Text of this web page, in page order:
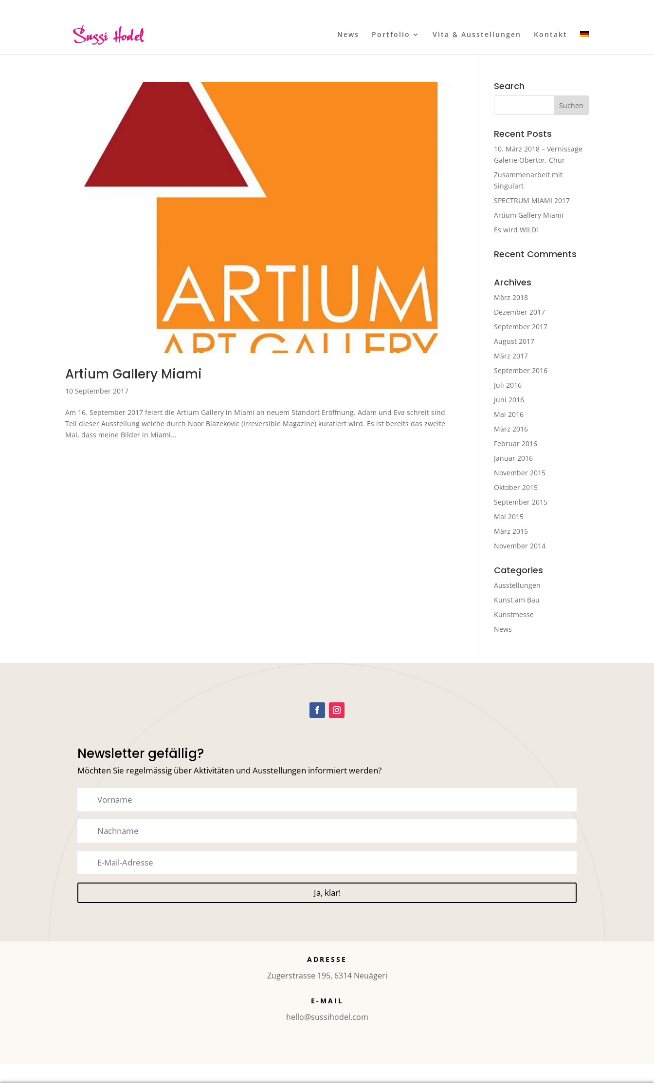
News Portfolio Vita & Ausstellungen Kontakt
Artium Gallery Miami
10 September 2017
Am 16. September 2017 feiert die Artium Gallery in Miami an neuem Standort Eröffnung. Adam und Eva schreit sind
Teil dieser Ausstellung welche durch Noor Blazekovic (Irreversible Magazine) kuratiert wird. Es ist bereits das zweite
Mal, dass meine Bilder in Miami...
Search
Recent Posts
10. März 2018 – Vernissage
Galerie Obertor, Chur
Zusammenarbeit mit
Singulart
SPECTRUM MIAMI 2017
Artium Gallery Miami
Es wird WILD!
Recent Comments
Archives
März 2018
Dezember 2017
September 2017
August 2017
März 2017
September 2016
Juli 2016
Juni 2016
Mai 2016
März 2016
Februar 2016
Januar 2016
November 2015
Oktober 2015
September 2015
Mai 2015
März 2015
November 2014
Categories
Ausstellungen
Kunst am Bau
Kunstmesse
News
Newsletter gefällig?
Möchten Sie regelmässig über Aktivitäten und Ausstellungen informiert werden?
Ja, klar!
ADRESSE
Zugerstrasse 195, 6314 Neuägeri
E-MAIL
hello@sussihodel.com